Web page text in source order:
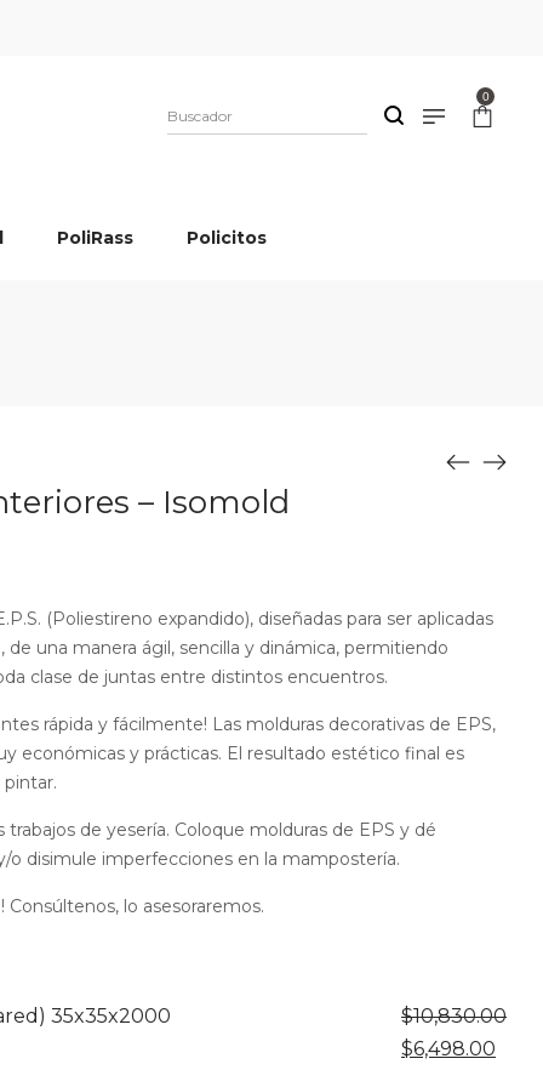
0
PoliRass Policitos
– Isomold
(Poliestireno expandido), diseñadas para ser aplicadas
una manera ágil, sencilla y dinámica, permitiendo
clase de juntas entre distintos encuentros.
rápida y fácilmente! Las molduras decorativas de EPS,
económicas y prácticas. El resultado estético final es
de yesería. Coloque molduras de EPS y dé
o disimule imperfecciones en la mampostería.
lo asesoraremos.
35x35x2000 $10,830.00
El
$6,498.00